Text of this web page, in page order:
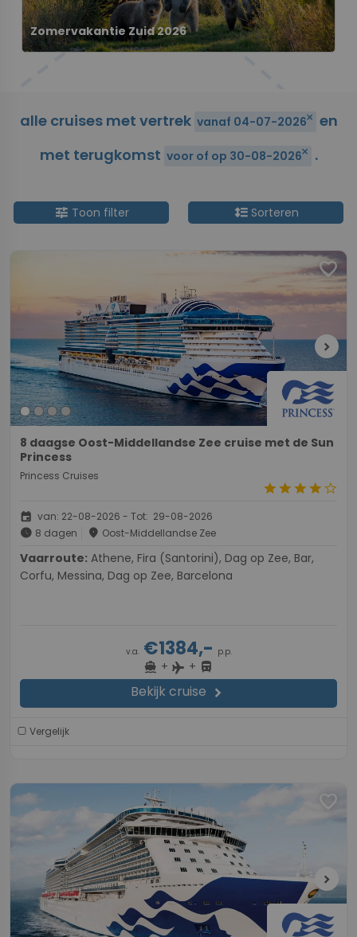
Zomervakantie Zuid 2026
alle cruises met vertrek vanaf 04-07-2026close
en
met terugkomst voor of op 30-08-2026close .
tune Toon filter format_line_spacingSorteren
favorite
chevron_right
8 daagse Oost-Middellandse Zee cruise met de Sun
Princess
Princess Cruises
starstarstarstarstar_border
event van: 22-08-2026 - Tot: 29-08-2026
schedule 8 dagen place Oost-Middellandse Zee
Vaarroute:
Corfu, Messina, Dag op Zee, Barcelona
v.a.€1384,- p.p.
directions_boat + flight + directions_bus
Bekijk cruise chevron_right
Vergelijk
favorite
chevron_right